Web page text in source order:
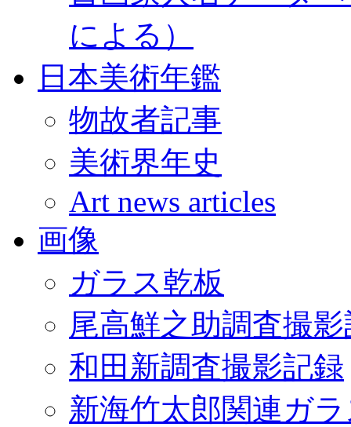
による）
日本美術年鑑
物故者記事
美術界年史
Art news articles
画像
ガラス乾板
尾高鮮之助調査撮
和田新調査撮影記録
新海竹太郎関連ガ